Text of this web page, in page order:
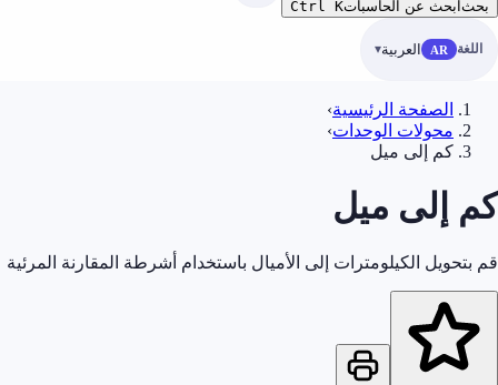
بحث ابحث عن الحاسبات Ctrl K
اللغة AR العربية
الصفحة الرئيسية›
محولات الوحدات›
كم إلى ميل
كم إلى ميل
قم بتحويل الكيلومترات إلى الأميال باستخدام أشرطة المقارنة المرئية